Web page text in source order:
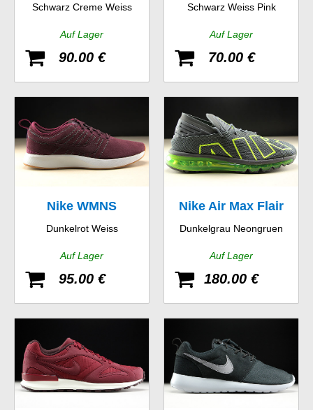
Schwarz Creme Weiss
Auf Lager
90.00 €
GS
Schwarz Weiss Pink
Auf Lager
70.00 €
Nike WMNS
Dualtone Racer SE
Dunkelrot Weiss
Auf Lager
95.00 €
Nike Air Max Flair
Dunkelgrau Neongruen
Auf Lager
180.00 €